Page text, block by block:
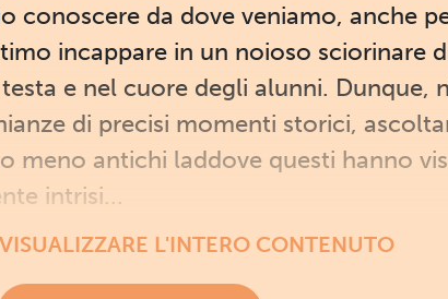
conoscere da dove veniamo, anche
incappare in un noioso sciorinare
e nel cuore degli alunni. Dunque,
di precisi momenti storici,
meno antichi laddove questi hanno
intrisi...
L'INTERO CONTENUTO